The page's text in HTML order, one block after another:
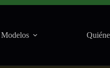
Modelos